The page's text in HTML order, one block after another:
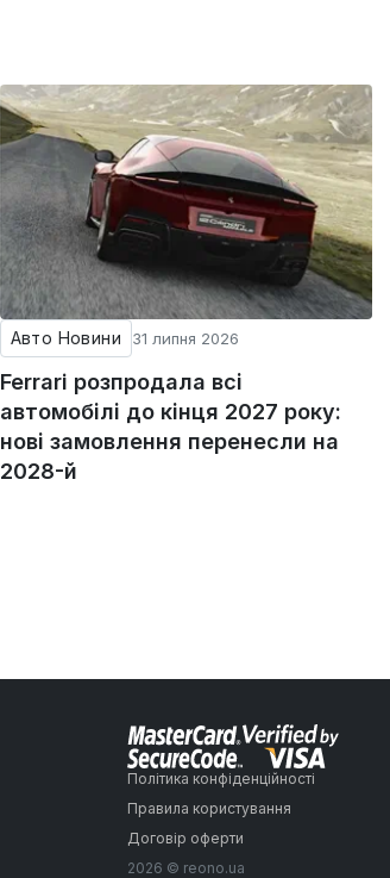
Авто Новини 31 липня 2026
Ferrari розпродала всі
автомобілі до кінця 2027 року:
нові замовлення перенесли на
2028-й
Політика конфіденційності
Правила користування
Договір оферти
2026 © reono.ua